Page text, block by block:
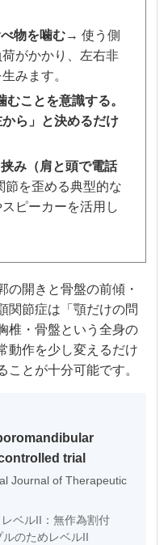
物を噛む→ 使う側
がかかり、左右非
みます。
ことを意識する。
ら」と決めるだけ
み（肩と頭で電話
を歪める典型的な
ピーカーを活用し
の開きと骨盤の前傾・
関節症は「顎だけの問
椎・骨盤という全身の
動作を少し変えるだけ
ことが十分可能です。
trial
Journal of Therapeutic
ベルII：無作為割付
のためレベルII